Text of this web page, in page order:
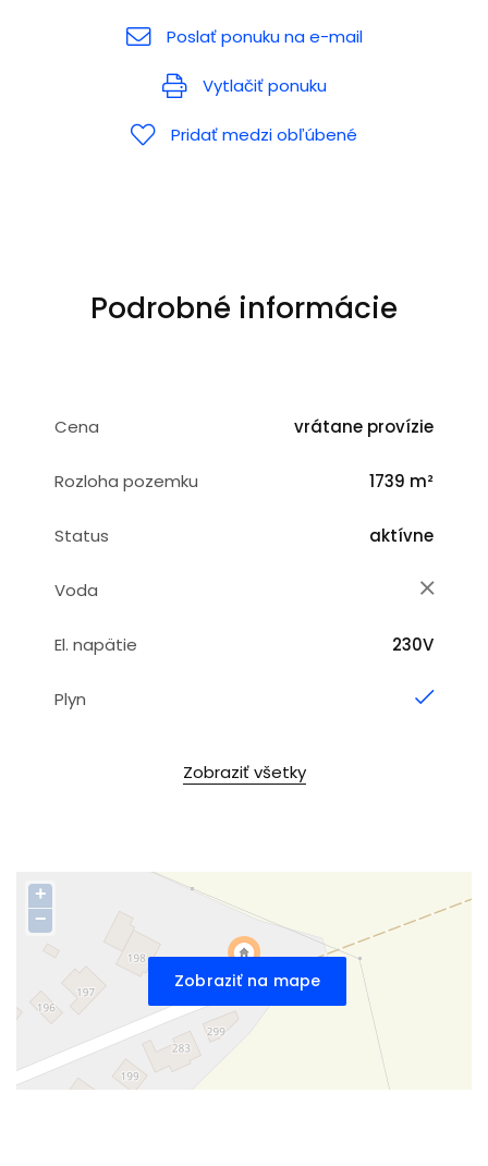
Poslať ponuku na e-mail
Vytlačiť ponuku
Pridať medzi obľúbené
Podrobné informácie
Cena vrátane provízie
Rozloha pozemku 1739 m²
Status aktívne
Voda
El. napätie 230V
Plyn
Zobraziť všetky
Zobraziť na mape
+
−